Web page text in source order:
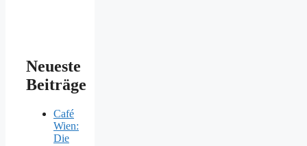
Neueste
Beiträge
Café
Wien:
Die